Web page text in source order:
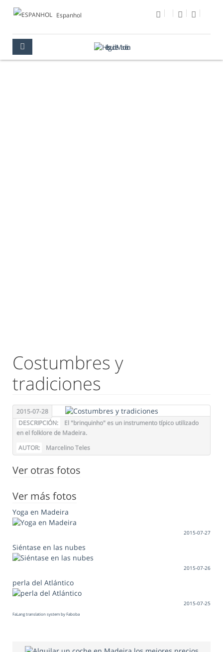
Espanhol
Costumbres y
tradiciones
2015-07-28
DESCRIPCIÓN:
El "brinquinho" es un instrumento típico utilizado
en el folklore de Madeira.
AUTOR:
Marcelino Teles
Ver otras fotos
Ver más fotos
Yoga en Madeira
2015-07-27
Siéntase en las nubes
2015-07-26
perla del Atlántico
2015-07-25
FaLang translation system by Faboba